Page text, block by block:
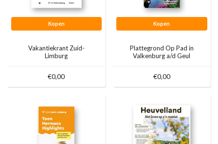
Kopen
Vakantiekrant Zuid-
Limburg
€0,00
Kopen
Plattegrond Op Pad in
Valkenburg a/d Geul
€0,00